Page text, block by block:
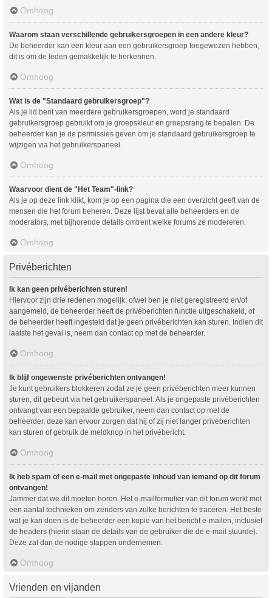
Omhoog
Waarom staan verschillende gebruikersgroepen in een andere kleur?
De beheerder kan een kleur aan een gebruikersgroep toegewezen hebben,
dit is om de leden gemakkelijk te herkennen.
Omhoog
Wat is de "Standaard gebruikersgroep"?
Als je lid bent van meerdere gebruikersgroepen, word je standaard
gebruikersgroep gebruikt om je groepskleur en groepsrang te bepalen. De
beheerder kan je de permissies geven om je standaard gebruikersgroep te
wijzigen via het gebruikerspaneel.
Omhoog
Waarvoor dient de "Het Team"-link?
Als je op deze link klikt, kom je op een pagina die een overzicht geeft van de
mensen die het forum beheren. Deze lijst bevat alle beheerders en de
moderators, met bijhorende details omtrent welke forums ze modereren.
Omhoog
Privéberichten
Ik kan geen privéberichten sturen!
Hiervoor zijn drie redenen mogelijk: ofwel ben je niet geregistreerd en/of
aangemeld, de beheerder heeft de privéberichten functie uitgeschakeld, of
de beheerder heeft ingesteld dat je geen privéberichten kan sturen. Indien dit
laatste het geval is, neem dan contact op met de beheerder.
Omhoog
Ik blijf ongewenste privéberichten ontvangen!
Je kunt gebruikers blokkeren zodat ze je geen privéberichten meer kunnen
sturen, dit gebeurt via het gebruikerspaneel. Als je ongepaste privéberichten
ontvangt van een bepaalde gebruiker, neem dan contact op met de
beheerder, deze kan ervoor zorgen dat hij of zij niet langer privéberichten
kan sturen of gebruik de meldknop in het privébericht.
Omhoog
Ik heb spam of een e-mail met ongepaste inhoud van iemand op dit forum
ontvangen!
Jammer dat we dit moeten horen. Het e-mailformulier van dit forum werkt met
een aantal technieken om zenders van zulke berichten te traceren. Het beste
wat je kan doen is de beheerder een kopie van het bericht e-mailen, inclusief
de headers (hierin staan de details van de gebruiker die de e-mail stuurde).
Deze zal dan de nodige stappen ondernemen.
Omhoog
Vrienden en vijanden